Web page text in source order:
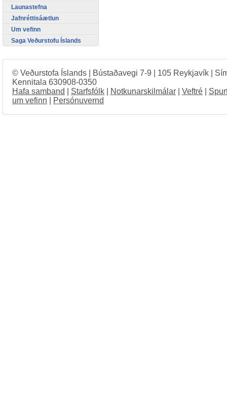
Launastefna
Jafnréttisáætlun
Um vefinn
Saga Veðurstofu Íslands
© Veðurstofa Íslands | Bústaðavegi 7-9 | 105 Reykjavík |
Kennitala 630908-0350
Hafa samband
Starfsfólk Notkunarskilmálar Veftré
um vefinn
Persónuvernd